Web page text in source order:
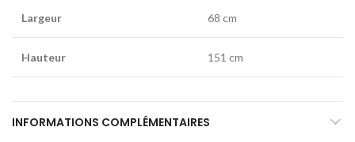
Largeur 68 cm
Hauteur 151 cm
INFORMATIONS COMPLÉMENTAIRES